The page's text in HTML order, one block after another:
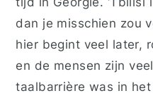
dan je misschien zou
hier begint veel later,
en de mensen zijn
taalbarrière was in